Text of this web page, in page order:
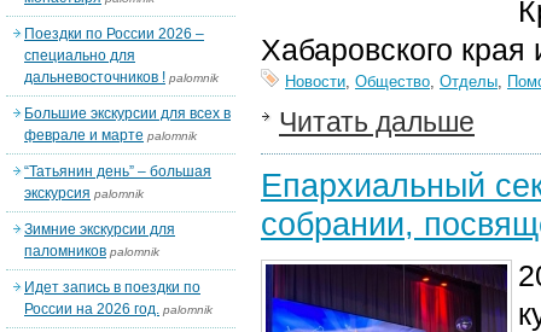
Хабаровского
Новости, Общество, Отделы,
Читать дальше
Епархиальный
собрании,
Поездки по России 2026 –
специально для
дальневосточников ! palomnik
Большие экскурсии для всех в
феврале и марте palomnik
“Татьянин день” – большая
экскурсия palomnik
Зимние экскурсии для
паломников palomnik
Идет запись в поездки по
России на 2026 год. palomnik